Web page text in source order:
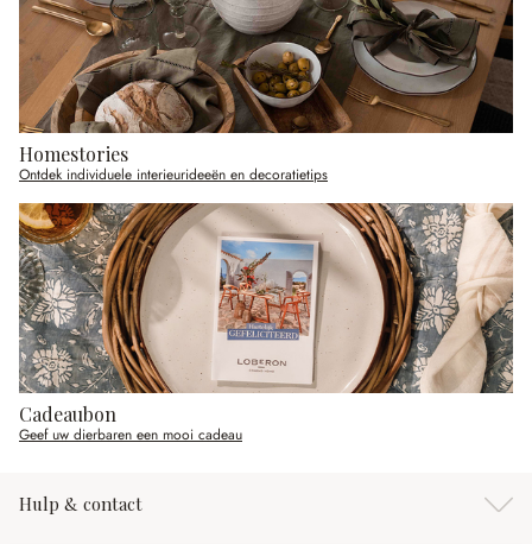
Homestories
Ontdek individuele interieurideeën en decoratietips
Cadeaubon
Geef uw dierbaren een mooi cadeau
Hulp & contact